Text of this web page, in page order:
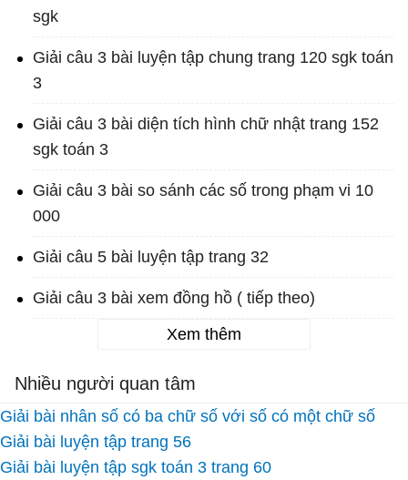
sgk
Giải câu 3 bài luyện tập chung trang 120 sgk toán
3
Giải câu 3 bài diện tích hình chữ nhật trang 152
sgk toán 3
Giải câu 3 bài so sánh các số trong phạm vi 10
000
Giải câu 5 bài luyện tập trang 32
Giải câu 3 bài xem đồng hồ ( tiếp theo)
Xem thêm
Nhiều người quan tâm
Giải bài nhân số có ba chữ số với số có một chữ số
Giải bài luyện tập trang 56
Giải bài luyện tập sgk toán 3 trang 60